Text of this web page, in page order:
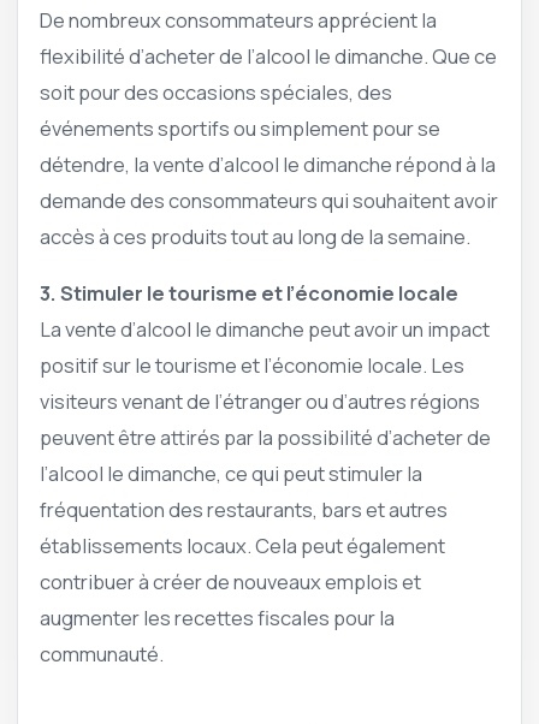
De nombreux consommateurs apprécient la
flexibilité d’acheter de l’alcool le dimanche. Que ce
soit pour des occasions spéciales, des
événements sportifs ou simplement pour se
détendre, la vente d’alcool le dimanche répond à la
demande des consommateurs qui souhaitent avoir
accès à ces produits tout au long de la semaine.
3. Stimuler le tourisme et l’économie locale
La vente d’alcool le dimanche peut avoir un impact
positif sur le tourisme et l’économie locale. Les
visiteurs venant de l’étranger ou d’autres régions
peuvent être attirés par la possibilité d’acheter de
l’alcool le dimanche, ce qui peut stimuler la
fréquentation des restaurants, bars et autres
établissements locaux. Cela peut également
contribuer à créer de nouveaux emplois et
augmenter les recettes fiscales pour la
communauté.